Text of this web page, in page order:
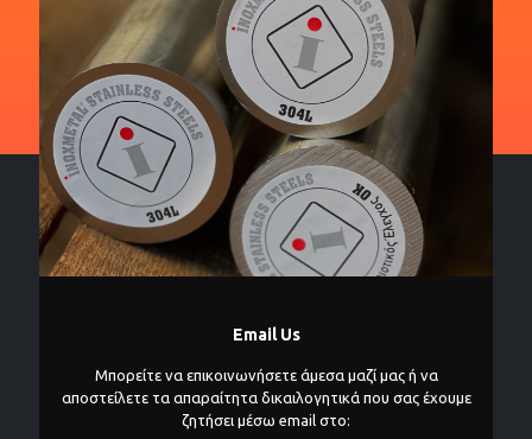
Email Us
Μπορείτε να επικοινωνήσετε άμεσα μαζί μας ή να
αποστείλετε τα απαραίτητα δικαιλογητικά που σας έχουμε
ζητήσει μέσω email στο: